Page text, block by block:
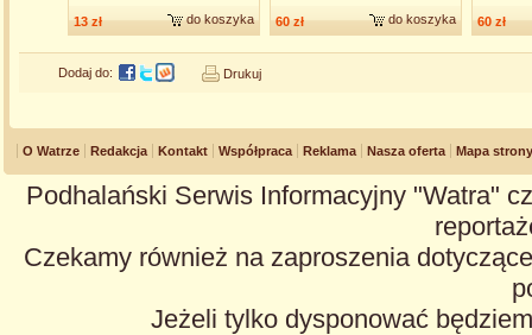
13 zł do koszyka 60 zł do koszyka 60 zł
Dodaj do: Drukuj
O Watrze Redakcja Kontakt Współpraca Reklama Nasza oferta Mapa strony
Podhalański Serwis Informacyjny "Watra"
Czekamy również na zaproszenia
Jeżeli tylko dysponować